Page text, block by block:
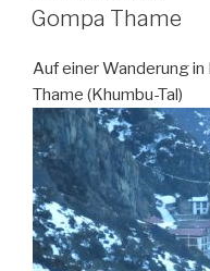
AM
Gompa Thame
Auf einer Wanderung
Thame (Khumbu-Tal)